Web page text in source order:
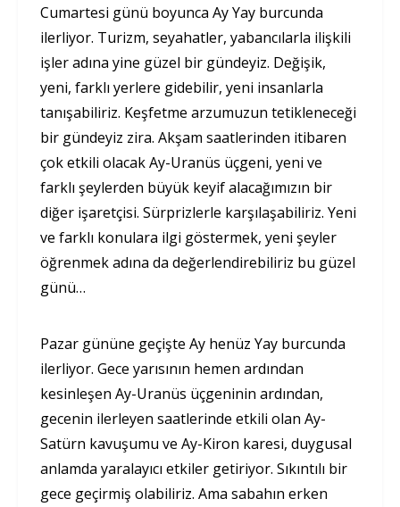
Cumartesi günü boyunca Ay Yay burcunda
ilerliyor. Turizm, seyahatler, yabancılarla ilişkili
işler adına yine güzel bir gündeyiz. Değişik,
yeni, farklı yerlere gidebilir, yeni insanlarla
tanışabiliriz. Keşfetme arzumuzun tetikleneceği
bir gündeyiz zira. Akşam saatlerinden itibaren
çok etkili olacak Ay-Uranüs üçgeni, yeni ve
farklı şeylerden büyük keyif alacağımızın bir
diğer işaretçisi. Sürprizlerle karşılaşabiliriz. Yeni
ve farklı konulara ilgi göstermek, yeni şeyler
öğrenmek adına da değerlendirebiliriz bu güzel
günü…
Pazar gününe geçişte Ay henüz Yay burcunda
ilerliyor. Gece yarısının hemen ardından
kesinleşen Ay-Uranüs üçgeninin ardından,
gecenin ilerleyen saatlerinde etkili olan Ay-
Satürn kavuşumu ve Ay-Kiron karesi, duygusal
anlamda yaralayıcı etkiler getiriyor. Sıkıntılı bir
gece geçirmiş olabiliriz. Ama sabahın erken